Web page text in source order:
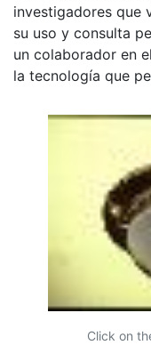
investigadores que
su uso y consulta
un colaborador en
la tecnología que
Click on